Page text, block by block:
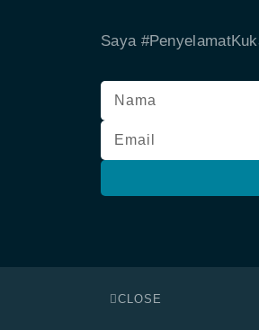
Saya
CLOSE